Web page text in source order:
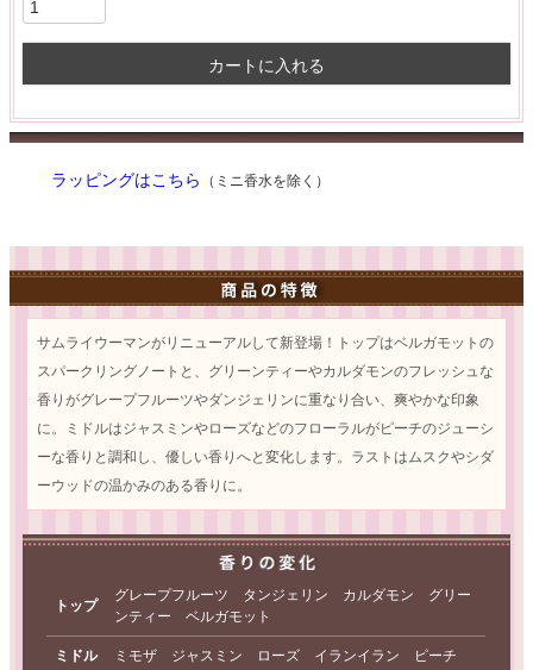
カートに入れる
ラッピングはこちら （ミニ香水を除く）
サムライウーマンがリニューアルして新登場！トップはベルガモットの
スパークリングノートと、グリーンティーやカルダモンのフレッシュな
香りがグレープフルーツやダンジェリンに重なり合い、爽やかな印象
に。ミドルはジャスミンやローズなどのフローラルがピーチのジューシ
ーな香りと調和し、優しい香りへと変化します。ラストはムスクやシダ
ーウッドの温かみのある香りに。
トップ
グレープフルーツ タンジェリン カルダモン グリー
ンティー ベルガモット
ミドル ミモザ ジャスミン ローズ イランイラン ピーチ